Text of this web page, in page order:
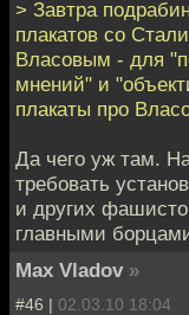
> Завтра
плакатов со
Власовым - для
мнений" и
плакаты про
Да чего уж там.
требовать
и других
главными
Max Vladov »
#46 | 02.03.10 18:04